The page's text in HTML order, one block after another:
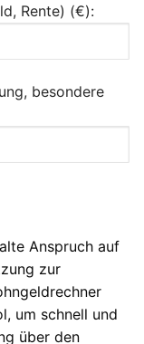
Rente) (€):
besondere
Anspruch auf
zur
um schnell und
über den